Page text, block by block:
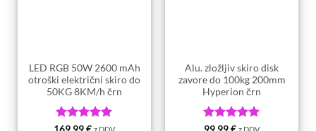
LED RGB 50W 2600 mAh
otroški električni skiro do
50KG 8KM/h črn
Ocenjeno5
Alu. zložljiv skiro disk
zavore do 100kg 200mm
Hyperion črn
Ocenjeno5